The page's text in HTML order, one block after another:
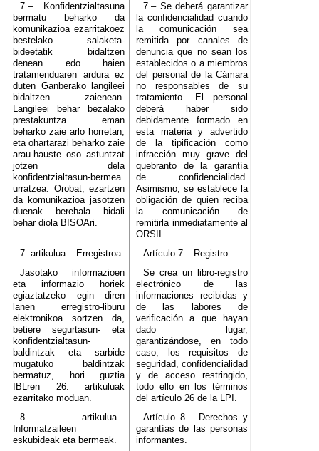
7.– Konfidentzialtasuna
bermatu beharko da
komunikazioa ezarritakoez
bestelako salaketa-
bideetatik bidaltzen
denean edo haien
tratamenduaren ardura ez
duten Ganberako langileei
bidaltzen zaienean.
Langileei behar bezalako
prestakuntza eman
beharko zaie arlo horretan,
eta ohartarazi beharko zaie
arau-hauste oso astuntzat
jotzen dela
konfidentzialtasun-bermea
urratzea. Orobat, ezartzen
da komunikazioa jasotzen
duenak berehala bidali
behar diola BISOAri.
7.– Se deberá garantizar
la confidencialidad cuando
la comunicación sea
remitida por canales de
denuncia que no sean los
establecidos o a miembros
del personal de la Cámara
no responsables de su
tratamiento. El personal
deberá haber sido
debidamente formado en
esta materia y advertido
de la tipificación como
infracción muy grave del
quebranto de la garantía
de confidencialidad.
Asimismo, se establece la
obligación de quien reciba
la comunicación de
remitirla inmediatamente al
ORSII.
7. artikulua.– Erregistroa.
Artículo 7.– Registro.
Jasotako informazioen
eta informazio horiek
egiaztatzeko egin diren
lanen erregistro-liburu
elektronikoa sortzen da,
betiere segurtasun- eta
konfidentzialtasun-
baldintzak eta sarbide
mugatuko baldintzak
bermatuz, hori guztia
IBLren 26. artikuluak
ezarritako moduan.
Se crea un libro-registro
electrónico de las
informaciones recibidas y
de las labores de
verificación a que hayan
dado lugar,
garantizándose, en todo
caso, los requisitos de
seguridad, confidencialidad
y de acceso restringido,
todo ello en los términos
del artículo 26 de la LPI.
8. artikulua.–
Informatzaileen
eskubideak eta bermeak.
Artículo 8.– Derechos y
garantías de las personas
informantes.